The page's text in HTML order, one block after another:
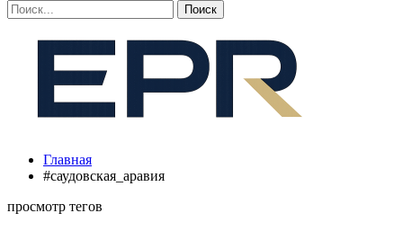
Главная
#саудовская_аравия
просмотр тегов